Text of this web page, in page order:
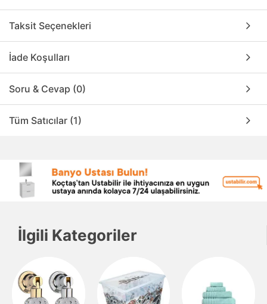
Taksit Seçenekleri
İade Koşulları
Soru & Cevap (0)
Tüm Satıcılar (1)
İlgili Kategoriler